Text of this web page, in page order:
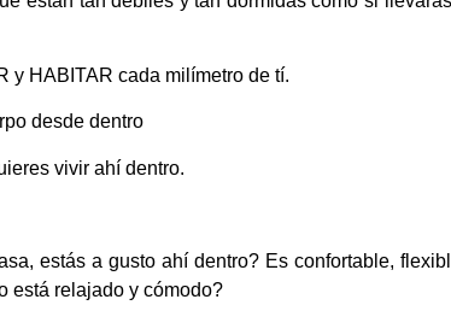
y HABITAR cada milímetro de tí.
desde dentro
vivir ahí dentro.
estás a gusto ahí dentro? Es confortable,
está relajado y cómodo?